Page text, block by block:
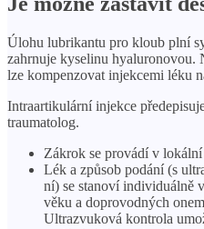
Úlohu lubrikantu pro kloub plní
zahrnuje kyselinu hyaluronovou.
lze kompenzovat injekcemi léku
Intraartikulární injekce
traumatolog.
Zákrok se provádí v lokální
Lék a způsob podání (s
ní) se stanoví individuálně
věku a doprovodných
Ultrazvuková kontrola